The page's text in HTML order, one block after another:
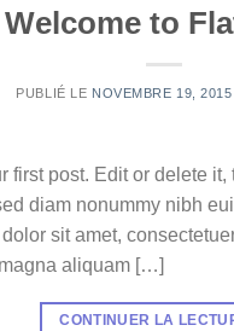
Welcome to
PUBLIÉ LE NOVEMBRE 19, 2015
first post. Edit or delete
diam nonummy nibh
sit amet,
aliquam […]
CONTINUER LA